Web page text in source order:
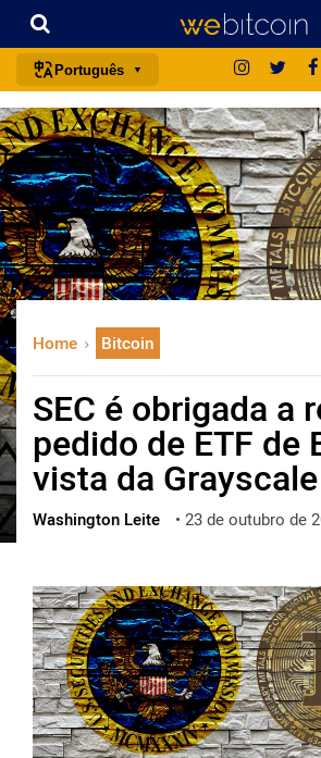
Português
português (BR)
english
español
français
italiano
deutsch
中文
한국어
العربية
ไทย
ქართული
vietnamese
Home Bitcoin
SEC é obrigada a
pedido de ETF de
vista da Grayscale
Washington Leite • 23 de outubro de